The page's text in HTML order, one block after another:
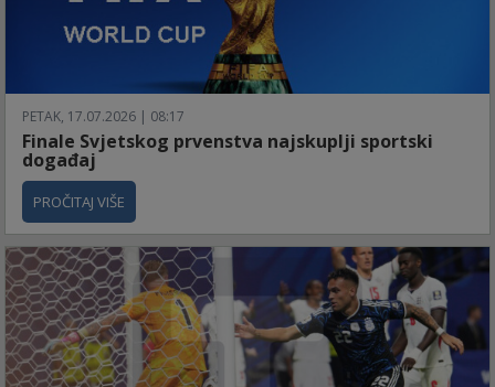
PETAK, 17.07.2026 | 08:17
Finale Svjetskog prvenstva najskuplji sportski
događaj
PROČITAJ VIŠE